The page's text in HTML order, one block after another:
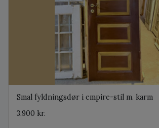
Smal fyldningsdør i empire-stil m. karm
3.900 kr.